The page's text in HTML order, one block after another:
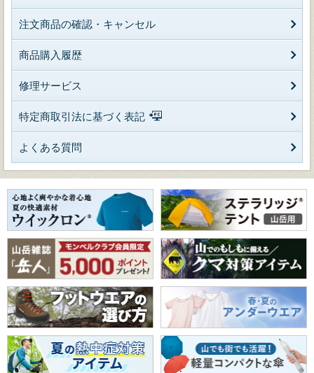
注文商品の確認・キャンセル
商品購入履歴
修理サービス
特定商取引法に基づく表記
よくある質問